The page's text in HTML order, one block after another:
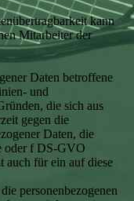
kann
Mitarbeiter der
Daten betroffene
und
die sich aus
gegen die
Daten, die
oder f DS-GVO
auch für ein auf diese
personenbezogenen